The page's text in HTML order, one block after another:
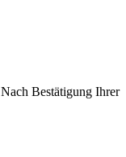
Nach Bestätigung Ihrer